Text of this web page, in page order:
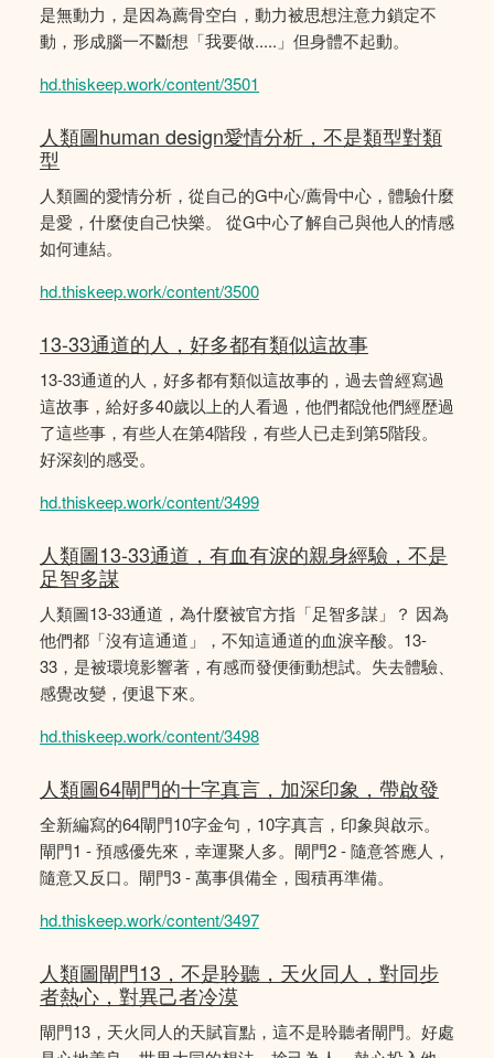
是無動力，是因為薦骨空白，動力被思想注意力鎖定不
動，形成腦一不斷想「我要做.....」但身體不起動。
hd.thiskeep.work/content/3501
人類圖human design愛情分析，不是類型對類
型
人類圖的愛情分析，從自己的G中心/薦骨中心，體驗什麼
是愛，什麼使自己快樂。 從G中心了解自己與他人的情感
如何連結。
hd.thiskeep.work/content/3500
13-33通道的人，好多都有類似這故事
13-33通道的人，好多都有類似這故事的，過去曾經寫過
這故事，給好多40歲以上的人看過，他們都說他們經歴過
了這些事，有些人在第4階段，有些人已走到第5階段。
好深刻的感受。
hd.thiskeep.work/content/3499
人類圖13-33通道，有血有淚的親身經驗，不是
足智多謀
人類圖13-33通道，為什麼被官方指「足智多謀」？ 因為
他們都「沒有這通道」，不知這通道的血淚辛酸。13-
33，是被環境影響著，有感而發便衝動想試。失去體驗、
感覺改變，便退下來。
hd.thiskeep.work/content/3498
人類圖64閘門的十字真言，加深印象，帶啟發
全新編寫的64閘門10字金句，10字真言，印象與啟示。
閘門1 - 預感優先來，幸運聚人多。閘門2 - 隨意答應人，
隨意又反口。閘門3 - 萬事俱備全，囤積再準備。
hd.thiskeep.work/content/3497
人類圖閘門13，不是聆聽，天火同人，對同步
者熱心，對異己者冷漠
閘門13，天火同人的天賦盲點，這不是聆聽者閘門。好處